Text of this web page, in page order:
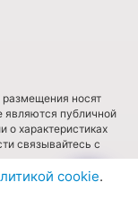
размещения носят
являются публичной
о характеристиках
связывайтесь с
специалиста.
сайта
cookie.